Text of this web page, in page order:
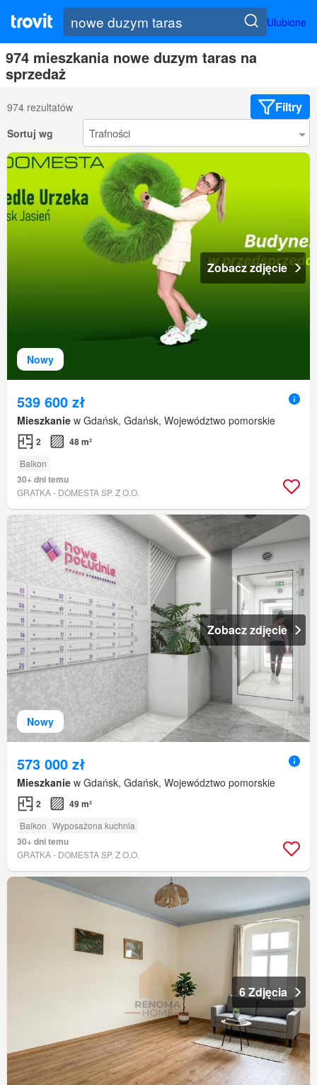
Ulubione
974 mieszkania nowe duzym taras na
sprzedaż
974 rezultatów Filtry
Sortuj wg
Nowy
Zobacz zdjęcie
539 600 zł
Mieszkanie w Gdańsk, Gdańsk, Województwo pomorskie
2 48 m²
Balkon
30+ dni temu
GRATKA - DOMESTA SP. Z O.O.
Nowy
Zobacz zdjęcie
573 000 zł
Mieszkanie w Gdańsk, Gdańsk, Województwo pomorskie
2 49 m²
Balkon Wyposażona kuchnia
30+ dni temu
GRATKA - DOMESTA SP. Z O.O.
6 Zdjęcia